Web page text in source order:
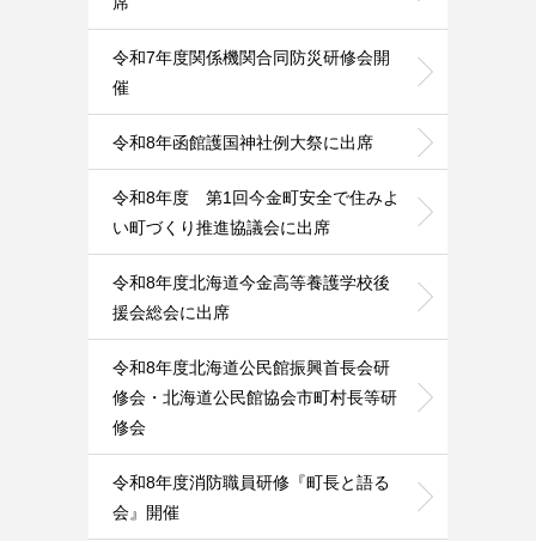
令和7年度関係機関合同防災研修会開
催
令和8年函館護国神社例大祭に出席
令和8年度 第1回今金町安全で住みよ
い町づくり推進協議会に出席
令和8年度北海道今金高等養護学校後
援会総会に出席
令和8年度北海道公民館振興首長会研
修会・北海道公民館協会市町村長等研
修会
令和8年度消防職員研修『町長と語る
会』開催